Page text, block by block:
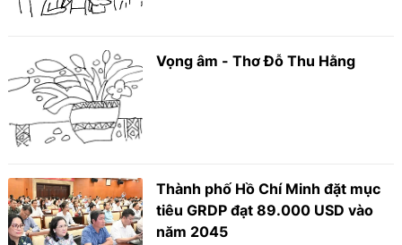
Vọng âm - Thơ Đỗ Thu Hằng
Thành phố Hồ Chí Minh đặt mục
tiêu GRDP đạt 89.000 USD vào
năm 2045